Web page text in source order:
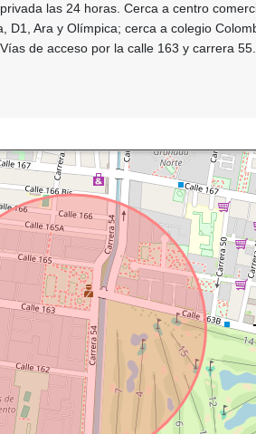
las 24 horas. Cerca a centro
D1, Ara y Olímpica; cerca a colegio
de acceso por la calle 163 y carrera 55.